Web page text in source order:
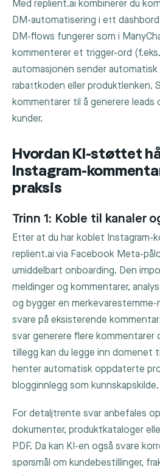
Med replient.ai kombinerer du
DM-automatisering i ett
DM-flows fungerer som i
kommenterer et trigger-ord
automasjonen sender
rabattkoden eller produktlenken.
kommentarer til å generere
kunder.
Hvordan KI-støttet
Instagram-
praksis
Trinn 1: Koble til kanaler
Etter at du har koblet Instagram-
replient.ai via Facebook Meta-
umiddelbart onboarding. Den
meldinger og kommentarer,
og bygger en merkevarestemme-
svare på eksisterende
svar generere flere kommentarer
tillegg kan du legge inn
henter automatisk oppdaterte
blogginnlegg som kunnskapskilde.
For detaljtrente svar anbefales
dokumenter, produktkataloger
PDF. Da kan KI-en også svare
spørsmål om kundebestillinger,